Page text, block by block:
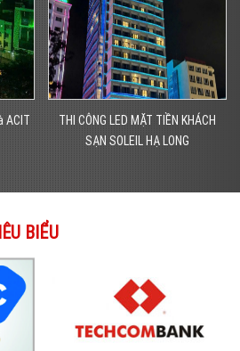
Trang trí đô thị – Trang trí đường
phố tại Quảng Ninh
BIỂU